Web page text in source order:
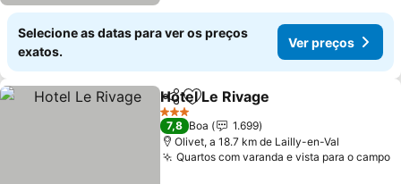
Selecione as datas para ver os preços
exatos.
Ver preços
PartilharAdicionar aos favoritos
Hotel Le Rivage
3 Estrelas
7,8 Boa
1.699
Olivet, a 18.7 km de Lailly-en-Val
Quartos com varanda e vista para o campo